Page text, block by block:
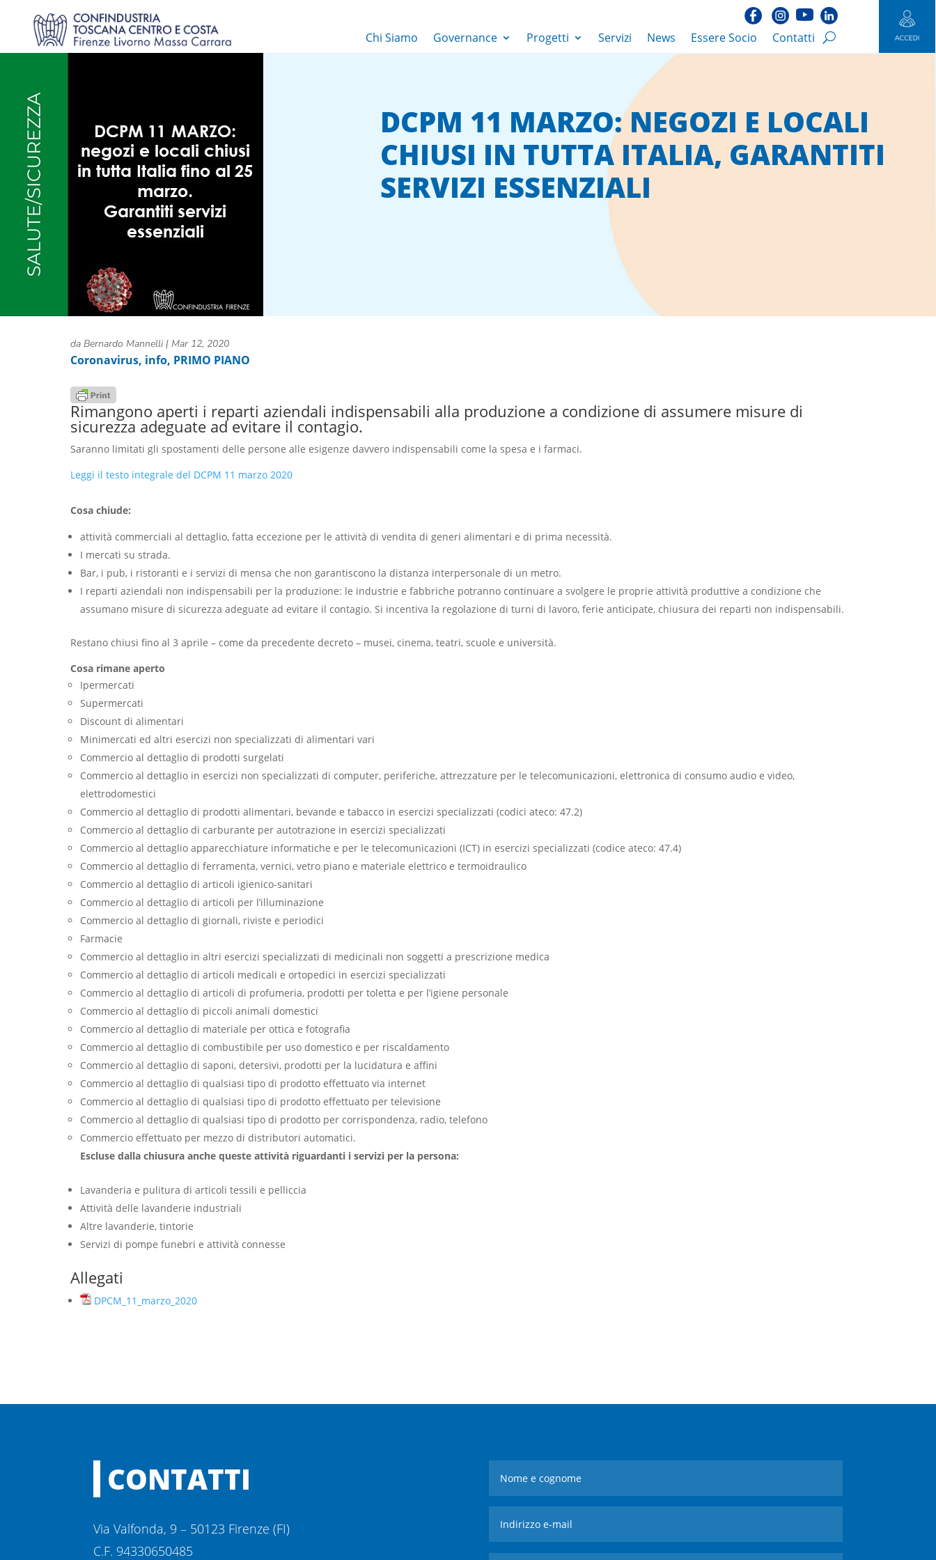
Chi Siamo Governance Progetti Servizi News Essere Socio Contatti
DCPM 11 MARZO: NEGOZI E LOCALI
CHIUSI IN TUTTA ITALIA, GARANTITI
SERVIZI ESSENZIALI
da Bernardo Mannelli| Mar 12, 2020
Coronavirus, info, PRIMO PIANO
Rimangono aperti i reparti aziendali indispensabili alla produzione a condizione di assumere misure di
sicurezza adeguate ad evitare il contagio.
Saranno limitati gli spostamenti delle persone alle esigenze davvero indispensabili come la spesa e i farmaci.
Leggi il testo integrale del DCPM 11 marzo 2020
Cosa chiude:
attività commerciali al dettaglio, fatta eccezione per le attività di vendita di generi alimentari e di prima necessità.
I mercati su strada.
Bar, i pub, i ristoranti e i servizi di mensa che non garantiscono la distanza interpersonale di un metro.
I reparti aziendali non indispensabili per la produzione: le industrie e fabbriche potranno continuare a svolgere le proprie attività produttive a condizione che
assumano misure di sicurezza adeguate ad evitare il contagio. Si incentiva la regolazione di turni di lavoro, ferie anticipate, chiusura dei reparti non indispensabili.
Restano chiusi fino al 3 aprile – come da precedente decreto – musei, cinema, teatri, scuole e università.
Cosa rimane aperto
Ipermercati
Supermercati
Discount di alimentari
Minimercati ed altri esercizi non specializzati di alimentari vari
Commercio al dettaglio di prodotti surgelati
Commercio al dettaglio in esercizi non specializzati di computer, periferiche, attrezzature per le telecomunicazioni, elettronica di consumo audio e video,
elettrodomestici
Commercio al dettaglio di prodotti alimentari, bevande e tabacco in esercizi specializzati (codici ateco: 47.2)
Commercio al dettaglio di carburante per autotrazione in esercizi specializzati
Commercio al dettaglio apparecchiature informatiche e per le telecomunicazioni (ICT) in esercizi specializzati (codice ateco: 47.4)
Commercio al dettaglio di ferramenta, vernici, vetro piano e materiale elettrico e termoidraulico
Commercio al dettaglio di articoli igienico-sanitari
Commercio al dettaglio di articoli per l’illuminazione
Commercio al dettaglio di giornali, riviste e periodici
Farmacie
Commercio al dettaglio in altri esercizi specializzati di medicinali non soggetti a prescrizione medica
Commercio al dettaglio di articoli medicali e ortopedici in esercizi specializzati
Commercio al dettaglio di articoli di profumeria, prodotti per toletta e per l’igiene personale
Commercio al dettaglio di piccoli animali domestici
Commercio al dettaglio di materiale per ottica e fotografia
Commercio al dettaglio di combustibile per uso domestico e per riscaldamento
Commercio al dettaglio di saponi, detersivi, prodotti per la lucidatura e affini
Commercio al dettaglio di qualsiasi tipo di prodotto effettuato via internet
Commercio al dettaglio di qualsiasi tipo di prodotto effettuato per televisione
Commercio al dettaglio di qualsiasi tipo di prodotto per corrispondenza, radio, telefono
Commercio effettuato per mezzo di distributori automatici.
Escluse dalla chiusura anche queste attività riguardanti i servizi per la persona:
Lavanderia e pulitura di articoli tessili e pelliccia
Attività delle lavanderie industriali
Altre lavanderie, tintorie
Servizi di pompe funebri e attività connesse
Allegati
DPCM_11_marzo_2020
CONTATTI
Via Valfonda, 9 – 50123 Firenze (FI)
C.F. 94330650485